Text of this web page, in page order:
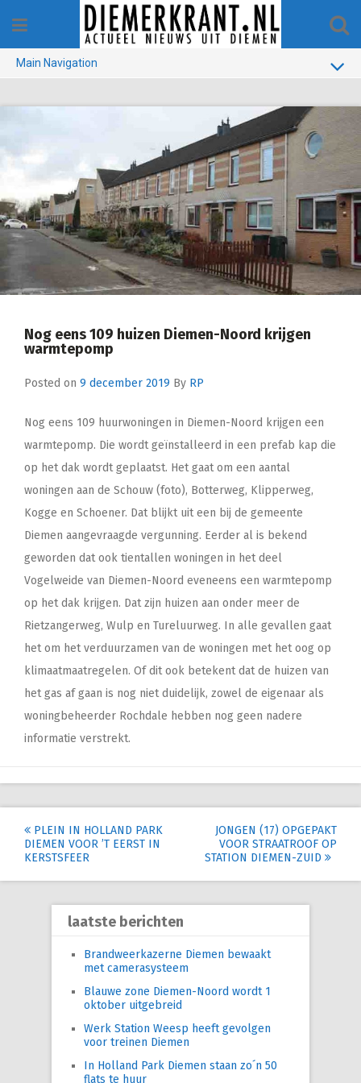
content
Main Navigation
VERKIEZINGEN
COLOFON
Nog eens 109 huizen Diemen-Noord krijgen
warmtepomp
Posted on 9 december 2019 By RP
Nog eens 109 huurwoningen in Diemen-Noord krijgen een
warmtepomp. Die wordt geïnstalleerd in een prefab kap die
op het dak wordt geplaatst. Het gaat om een aantal
woningen aan de Schouw (foto), Botterweg, Klipperweg,
Kogge en Schoener. Dat blijkt uit een bij de gemeente
Diemen aangevraagde vergunning. Eerder al is bekend
geworden dat ook tientallen woningen in het deel
Vogelweide van Diemen-Noord eveneens een warmtepomp
op het dak krijgen. Dat zijn huizen aan onder meer de
Rietzangerweg, Wulp en Tureluurweg. In alle gevallen gaat
het om het verduurzamen van de woningen met het oog op
klimaatmaatregelen. Of dit ook betekent dat de huizen van
het gas af gaan is nog niet duidelijk, zowel de eigenaar als
woningbeheerder Rochdale hebben nog geen nadere
informatie verstrekt.
Post
navigation
PLEIN IN HOLLAND PARK
DIEMEN VOOR ’T EERST IN
KERSTSFEER
JONGEN (17) OPGEPAKT
VOOR STRAATROOF OP
STATION DIEMEN-ZUID
laatste berichten
Brandweerkazerne Diemen bewaakt
met camerasysteem
Blauwe zone Diemen-Noord wordt 1
oktober uitgebreid
Werk Station Weesp heeft gevolgen
voor treinen Diemen
In Holland Park Diemen staan zo´n 50
flats te huur